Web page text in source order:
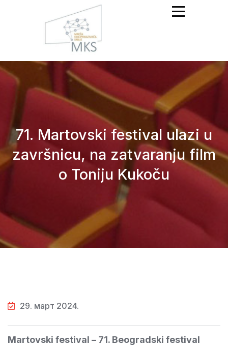
Mreža Kinoprikazivača
Srbije
71. Martovski festival ulazi u
završnicu, na zatvaranju film
o Toniju Kukoču
29. март 2024.
Martovski festival – 71. Beogradski festival